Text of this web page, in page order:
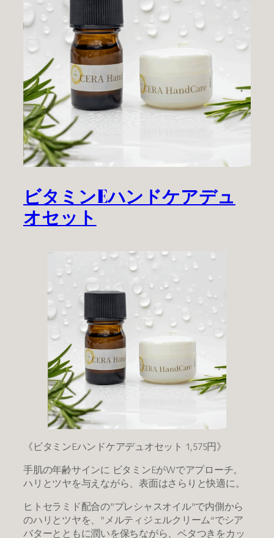
ビタミンEハンドケアデュ
オセット
​《ビタミンEハンドケアデュオセット 1,575円》
手肌の年齢サインに ビタミンEがWでアプローチ。
ハリとツヤを与えながら、表面はさらりと快適に。
ヒトセラミド配合の”プレシャスオイル”で内側から
のハリとツヤを、”メルティジェルクリーム“でシア
バターとともに潤いを保ちながら、ベタつきをカッ